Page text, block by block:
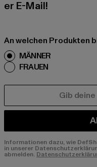
er E-Mail!
An welchen Produkten
MÄNNER
FRAUEN
Informationen dazu, wie
in unserer
abmelden.